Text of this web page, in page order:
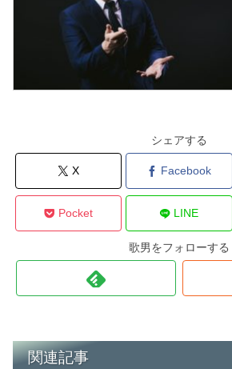
シェアする
X Facebook
Pocket LINE
歌男をフォローする
関連記事